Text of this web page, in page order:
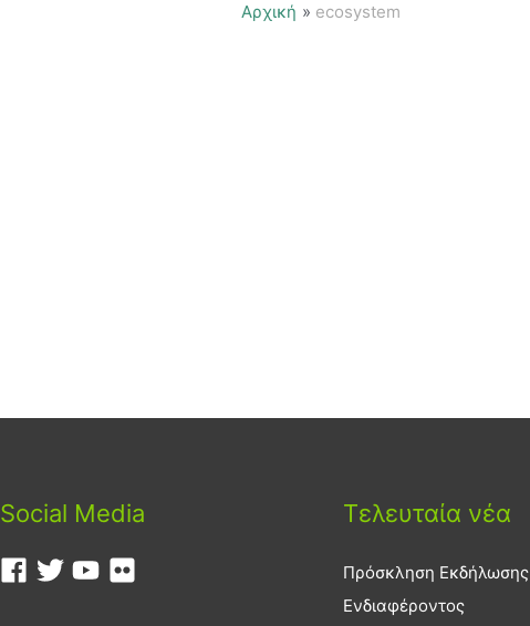
Αρχική ecosystem
Social Media Τελευταία νέα
Πρόσκληση Εκδήλωσης
Ενδιαφέροντος